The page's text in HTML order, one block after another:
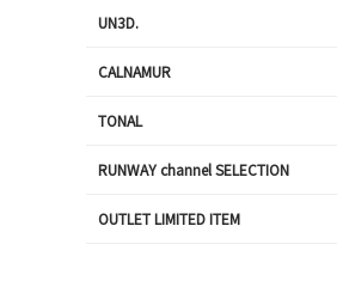
UN3D.
CALNAMUR
TONAL
RUNWAY channel SELECTION
OUTLET LIMITED ITEM